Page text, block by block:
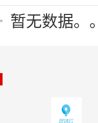
暂无数据。